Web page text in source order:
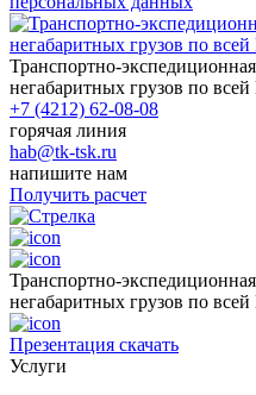
Транспортно-
негабаритных грузов по всей
+7 (4212) 62-08-08
горячая линия
hab@tk-tsk.ru
напишите нам
Получить расчет
Транспортно-
негабаритных грузов по всей
Презентация скачать
Услуги